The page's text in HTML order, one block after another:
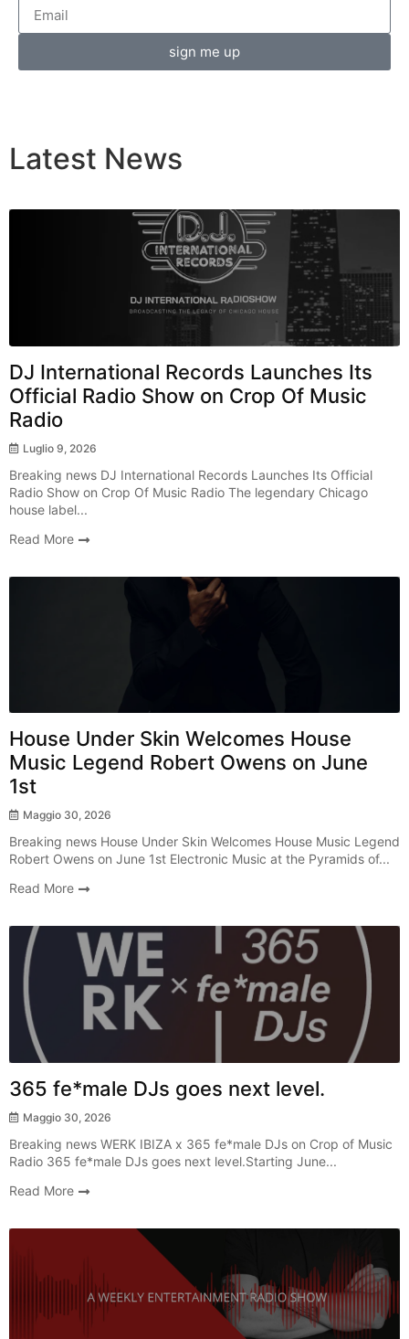
sign me up
Latest News
DJ International Records Launches Its
Official Radio Show on Crop Of Music
Radio
Luglio 9, 2026
Breaking news DJ International Records Launches Its Official
Radio Show on Crop Of Music Radio The legendary Chicago
house label...
Read More
House Under Skin Welcomes House
Music Legend Robert Owens on June
1st
Maggio 30, 2026
Breaking news House Under Skin Welcomes House Music Legend
Robert Owens on June 1st Electronic Music at the Pyramids of...
Read More
Radio Show
365 fe*male DJs goes next level.
Maggio 30, 2026
Breaking news WERK IBIZA x 365 fe*male DJs on Crop of Music
Radio 365 fe*male DJs goes next level.Starting June...
Read More